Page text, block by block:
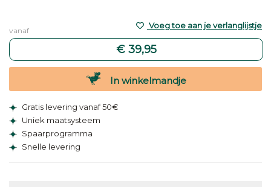
vanaf
€ 39,95
Voeg toe aan je verlanglijstje
In winkelmandje
Gratis levering vanaf 50€
Uniek maatsysteem
Spaarprogramma
Snelle levering